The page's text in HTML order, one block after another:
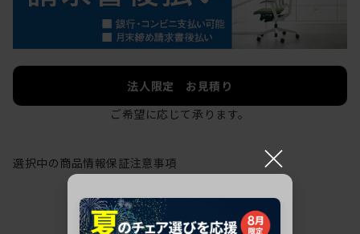
法人限定 お見積り
ご希望に応じて承ります。
選択中の商品情報保証注意事項 ×